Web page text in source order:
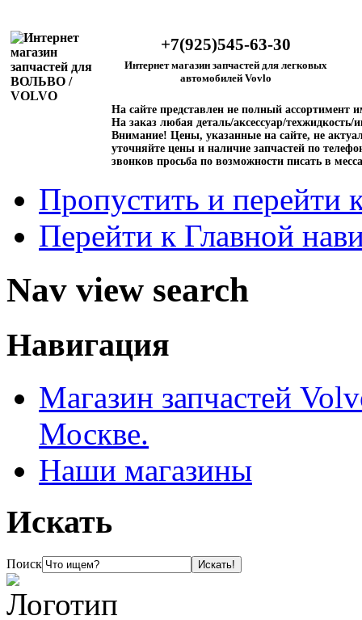
+7(925)545-63-30
Интернет магазин запчастей для легковых
автомобилей Vovlo
На сайте представлен не полный ассортимент
На заказ любая деталь/аксессуар/техжидкость/
Внимание! Цены, указанные на сайте, не
уточняйте цены и наличие запчастей по
звонков просьба по возможности писать в
Пропустить и перейти
Перейти к Главной
Nav view search
Навигация
Магазин запчастей
Москве.
Наши магазины
Искать
Поиск